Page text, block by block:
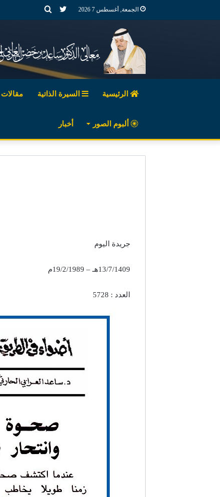
الجمعة, أغسطس 7 2026 بحثتويتر
الرئيسية السيرة الذاتية مقالات
ألبوم الصور أخبار
جريدة اليوم
13/7/1409هـ – 19/2/1989م
العدد : 5728